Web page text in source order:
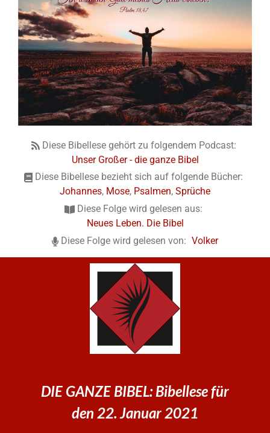
Diese Bibellese gehört zu folgendem Podcast:
Unser Großer - die ganze Bibel
Diese Bibellese bezieht sich auf folgende Bücher:
Johannes, Mose, Psalmen, Sprüche
Diese Folge wird gelesen aus:
Neues Leben. Die Bibel
Diese Folge wird gelesen von: Volker
DIE GANZE BIBEL: Bibellese für
den 22. Januar 2021